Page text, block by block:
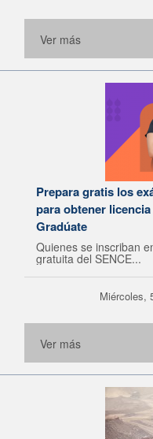
Ver más
Prepara gratis los
para obtener
Gradúate
Quienes se inscriban
gratuita del SENCE...
Miércoles,
Ver más